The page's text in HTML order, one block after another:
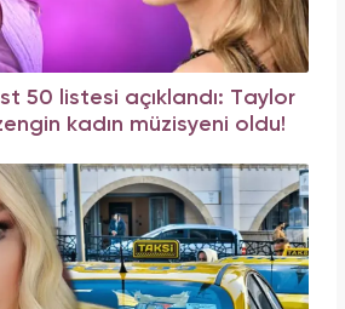
50 listesi açıklandı: Taylor
kadın müzisyeni oldu!